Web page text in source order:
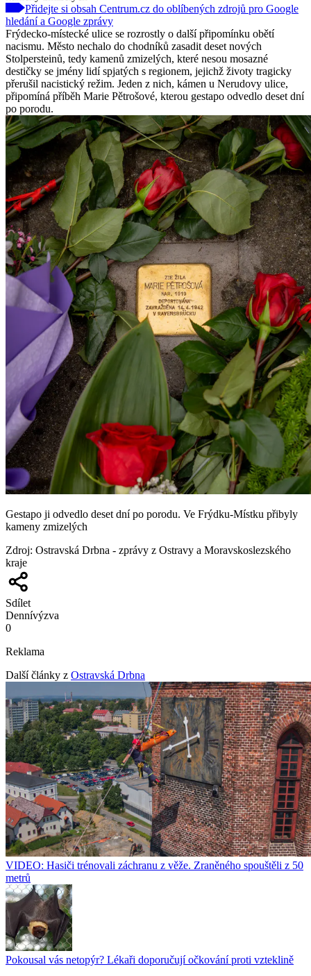
Přidejte si obsah Centrum.cz do oblíbených zdrojů pro Google
hledání a Google zprávy
Frýdecko-místecké ulice se rozrostly o další připomínku obětí
nacismu. Město nechalo do chodníků zasadit deset nových
Stolpersteinů, tedy kamenů zmizelých, které nesou mosazné
destičky se jmény lidí spjatých s regionem, jejichž životy tragicky
přerušil nacistický režim. Jeden z nich, kámen u Nerudovy ulice,
připomíná příběh Marie Pětrošové, kterou gestapo odvedlo deset dní
po porodu.
Gestapo ji odvedlo deset dní po porodu. Ve Frýdku-Místku přibyly
kameny zmizelých
Zdroj: Ostravská Drbna - zprávy z Ostravy a Moravskoslezského
kraje
Sdílet
Dennívýzva
0
Reklama
Další články z Ostravská Drbna
VIDEO: Hasiči trénovali záchranu z věže. Zraněného spouštěli z 50
metrů
Pokousal vás netopýr? Lékaři doporučují očkování proti vzteklině